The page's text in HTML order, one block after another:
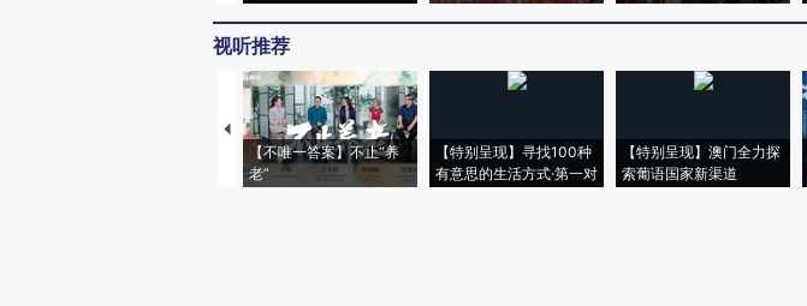
视听推荐
【不唯一答案】不止“养
老”
【特别呈现】寻找100种
有意思的生活方式·第一对
【特别呈现】澳门全力探
索葡语国家新渠道